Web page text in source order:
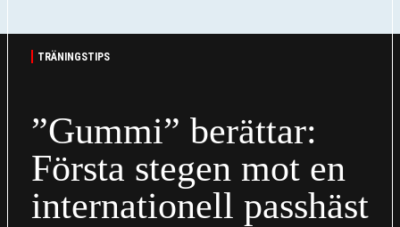
TRÄNINGSTIPS
”Gummi” berättar:
Första stegen mot en
internationell passhäst